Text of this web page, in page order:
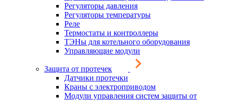
Регуляторы давления
Регуляторы температуры
Реле
Термостаты и контроллеры
ТЭНы для котельного оборудования
Управляющие модули
Защита от протечек
Датчики протечки
Краны с электроприводом
Модули управления систем защиты от